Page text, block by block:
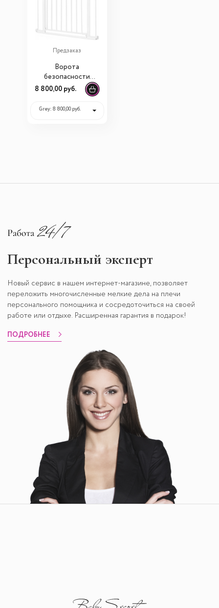
Предзаказ
Ворота
безопасности
Lionelo LO-Truus
8 800,00 руб.
Grey: 8 800,00 руб.
Персональный эксперт
Новый сервис в нашем интернет-магазине, позволяет
переложить многочисленные мелкие дела на плечи
персонального помощника и сосредоточиться на своей
работе или отдыхе. Расширенная гарантия в подарок!
ПОДРОБНЕЕ